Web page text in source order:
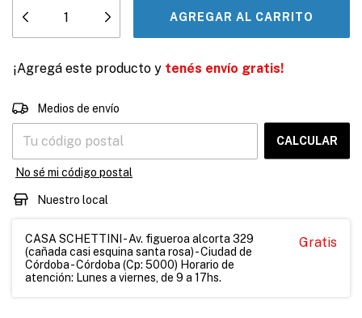
¡Agregá este producto y tenés envío gratis!
Entregas para el CP:
Medios de envío
CALCULAR
No sé mi código postal
Nuestro local
CASA SCHETTINI - Av. figueroa alcorta 329
(cañada casi esquina santa rosa) - Ciudad de
Córdoba - Córdoba (Cp: 5000) Horario de
atención: Lunes a viernes, de 9 a 17hs.
Gratis